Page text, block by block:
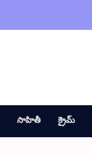
సాహితీ క్రైమ్